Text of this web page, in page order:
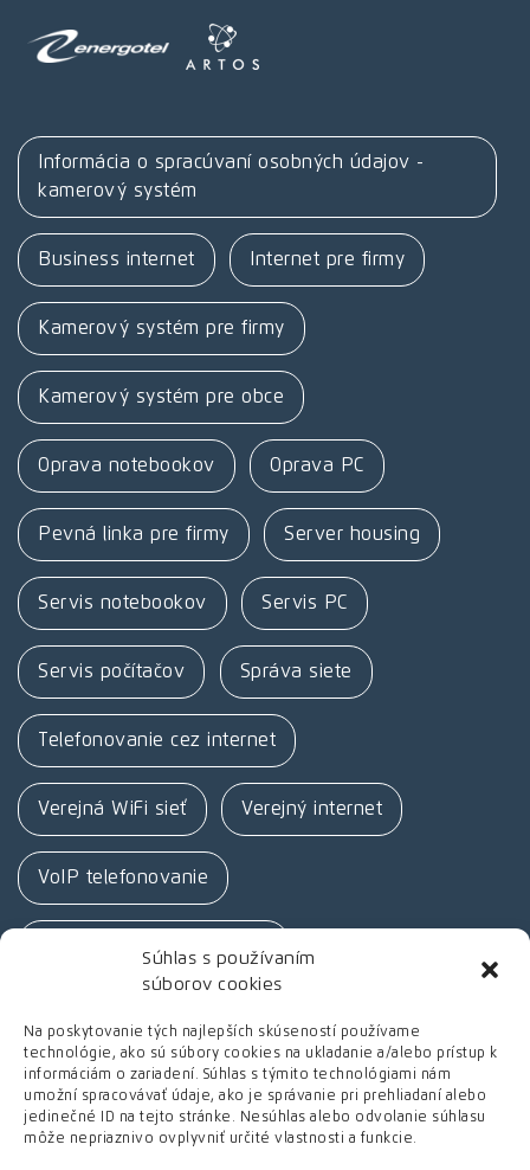
Súhlas s používaním
súborov cookies
Na poskytovanie tých najlepších skúseností používame
technológie, ako sú súbory cookies na ukladanie a/alebo prístup k
informáciám o zariadení. Súhlas s týmito technológiami nám
umožní spracovávať údaje, ako je správanie pri prehliadaní alebo
jedinečné ID na tejto stránke. Nesúhlas alebo odvolanie súhlasu
môže nepriaznivo ovplyvniť určité vlastnosti a funkcie.
Informácia o spracúvaní osobných údajov -
kamerový systém
Business internet Internet pre firmy
Kamerový systém pre firmy
Kamerový systém pre obce
Oprava notebookov Oprava PC
Pevná linka pre firmy Server housing
Servis notebookov Servis PC
Servis počítačov Správa siete
Telefonovanie cez internet
Verejná WiFi sieť Verejný internet
VoIP telefonovanie
Vysokorýchlostný internet
Zabezpečovací systém